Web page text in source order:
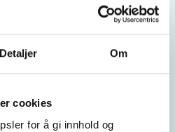
Detaljer Om
cookies
for å gi innhold og